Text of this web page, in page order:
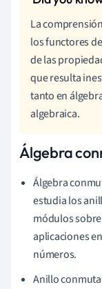
La
los functores
de las
que resulta
tanto en
algebraica.
Álgebra
Álgebra
estudia los
módulos
aplicaciones
números.
Anillo